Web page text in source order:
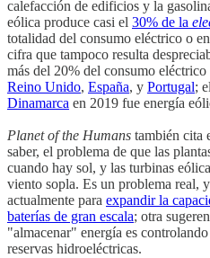
calefacción de edificios y la
eólica produce casi el 30% de la
totalidad del consumo eléctrico o
cifra que tampoco resulta
más del 20% del consumo
Reino Unido, España, y Portugal;
Dinamarca en 2019 fue energía
Planet of the Humans también cita
saber, el problema de que las
cuando hay sol, y las turbinas
viento sopla. Es un problema real,
actualmente para expandir la
baterías de gran escala; otra
"almacenar" energía es
reservas hidroeléctricas.